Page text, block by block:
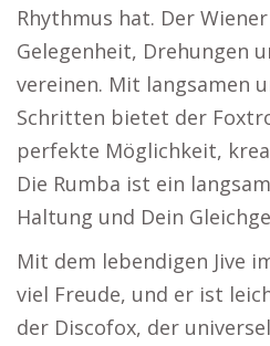
Rhythmus hat. Der
Gelegenheit, Drehungen
vereinen. Mit langsamen
Schritten bietet der
perfekte Möglichkeit,
Die Rumba ist ein
Haltung und Dein
Mit dem lebendigen Jive
viel Freude, und er ist
der Discofox, der